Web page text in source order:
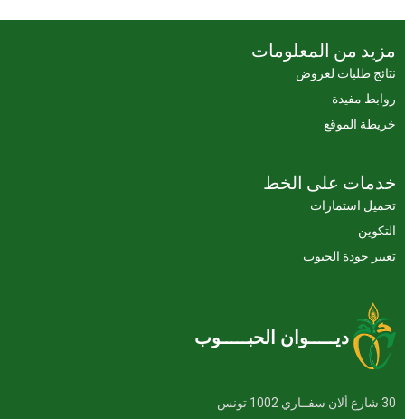
مزيد من المعلومات
نتائج طلبات لعروض
روابط مفيدة
خريطة الموقع
خدمات على الخط
تحميل استمارات
التكوين
تعيير جودة الحبوب
ديـــــوان الحبـــــوب
30 شارع ألان سفــاري 1002 تونس